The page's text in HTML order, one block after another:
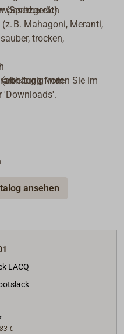
(Spritzgerät).
B. Mahagoni, Meranti,
trocken,
vom
24 Std
finden Sie im
'Downloads'.
ansehen
LACQ
€